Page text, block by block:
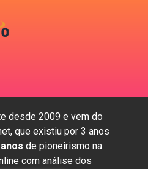
desde 2009 e vem do
que existiu por 3 anos
de pioneirismo na
com análise dos